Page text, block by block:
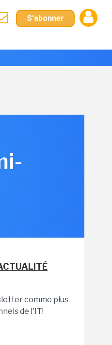
S'abonner
comme plus
de l'IT!